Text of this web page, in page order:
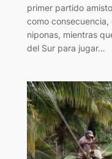
primer partido
como
niponas, mientras
del Sur para jugar…